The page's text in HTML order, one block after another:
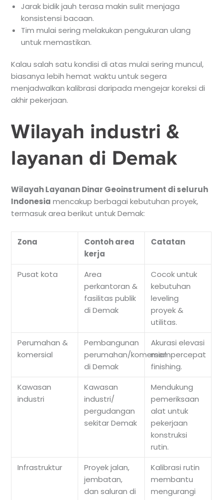
Jarak bidik jauh terasa makin sulit menjaga
konsistensi bacaan.
Tim mulai sering melakukan pengukuran ulang
untuk memastikan.
Kalau salah satu kondisi di atas mulai sering muncul,
biasanya lebih hemat waktu untuk segera
menjadwalkan kalibrasi daripada mengejar koreksi di
akhir pekerjaan.
Wilayah industri &
layanan di Demak
Wilayah Layanan Dinar Geoinstrument di seluruh
Indonesia mencakup berbagai kebutuhan proyek,
termasuk area berikut untuk Demak:
Zona
Contoh area
kerja
Catatan
Pusat kota
Area
perkantoran &
fasilitas publik
di Demak
Cocok untuk
kebutuhan
leveling
proyek &
utilitas.
Perumahan &
komersial
Pembangunan
perumahan/komersial
di Demak
Akurasi elevasi
mempercepat
finishing.
Kawasan
industri
Kawasan
industri/
pergudangan
sekitar Demak
Mendukung
pemeriksaan
alat untuk
pekerjaan
konstruksi
rutin.
Infrastruktur
Proyek jalan,
jembatan,
dan saluran di
Kalibrasi rutin
membantu
mengurangi